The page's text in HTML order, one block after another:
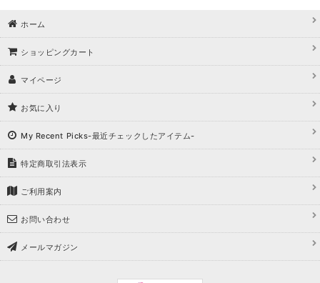
ホーム
ショッピングカート
マイページ
お気に入り
My Recent Picks-最近チェックしたアイテム-
特定商取引法表示
ご利用案内
お問い合わせ
メールマガジン